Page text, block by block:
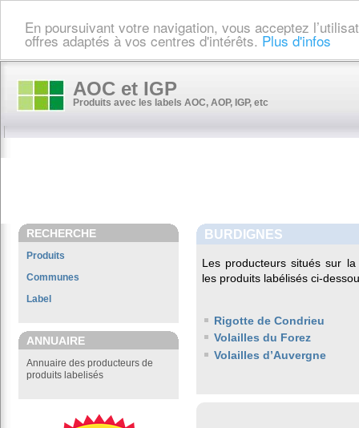
En poursuivant votre navigation, vous acceptez
offres adaptés à vos centres d'intérêts. Plus d'infos
AOC et IGP
Produits avec les labels AOC, AOP, IGP, etc
RECHERCHE
Produits
Communes
Label
ANNUAIRE
Annuaire des producteurs de
produits labelisés
BURDIGNES
Les producteurs situés sur
les produits labélisés ci-
Rigotte de Condrieu
Volailles du Forez
Volailles d’Auvergne